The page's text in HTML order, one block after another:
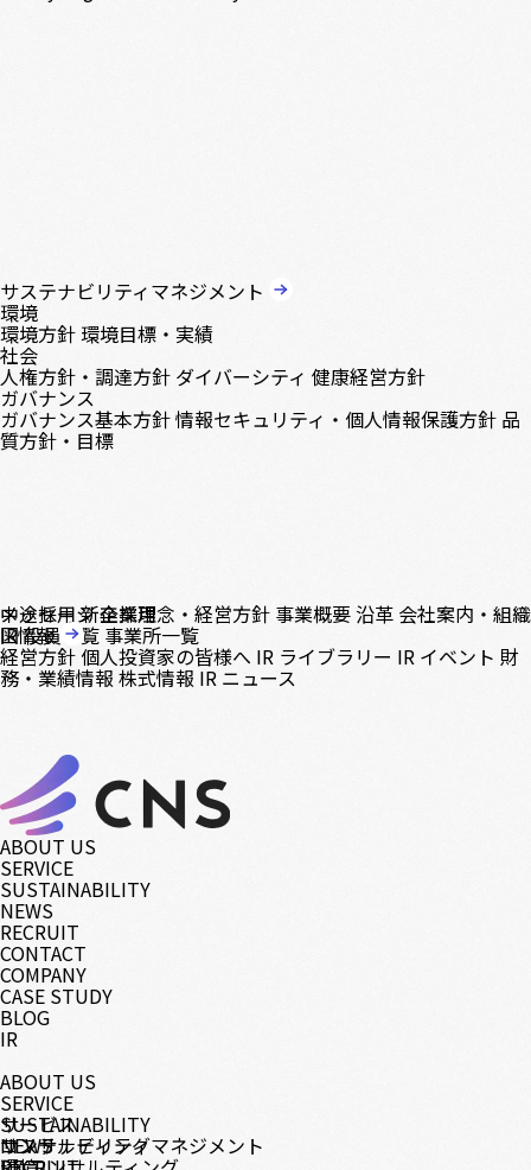
サステナビリティマネジメント
環境
環境方針環境目標・実績
社会
人権方針・調達方針 ダイバーシティ 健康経営方針
ガバナンス
ガバナンス基本方針情報セキュリティ・個人情報保護方針 品
質方針・目標
中途採用新卒採用
メッセージ企業理念・経営方針 事業概要 沿革 会社案内・組織
図役員一覧 事業所一覧
IR情報
経営方針 個人投資家の皆様へ IR ライブラリー IR イベント 財
務・業績情報 株式情報 IR ニュース
ABOUT US
SERVICE
SUSTAINABILITY
NEWS
RECRUIT
CONTACT
COMPANY
CASE STUDY
BLOG
IR
ABOUT US
SERVICE
サービス
コンサルティング
SUSTAINABILITY
サステナビリティマネジメント
NEWS